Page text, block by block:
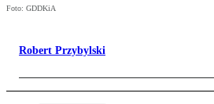
Foto: GDDKiA
Robert Przybylski